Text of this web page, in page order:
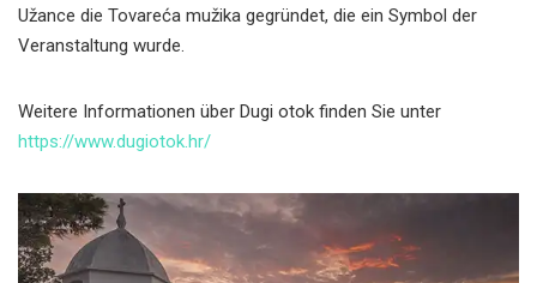
Užance die Tovareća mužika gegründet, die ein Symbol der
Veranstaltung wurde.
Weitere Informationen über Dugi otok finden Sie unter
https://www.dugiotok.hr/